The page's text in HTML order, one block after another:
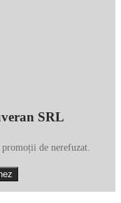
SRL
de nerefuzat.